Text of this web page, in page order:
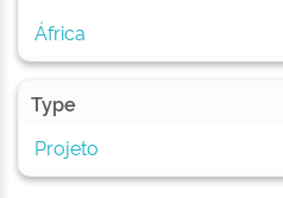
África
Type
Projeto